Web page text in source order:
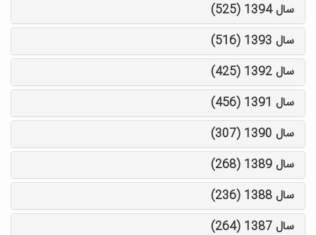
سال 1394 (525)
سال 1393 (516)
سال 1392 (425)
سال 1391 (456)
سال 1390 (307)
سال 1389 (268)
سال 1388 (236)
سال 1387 (264)